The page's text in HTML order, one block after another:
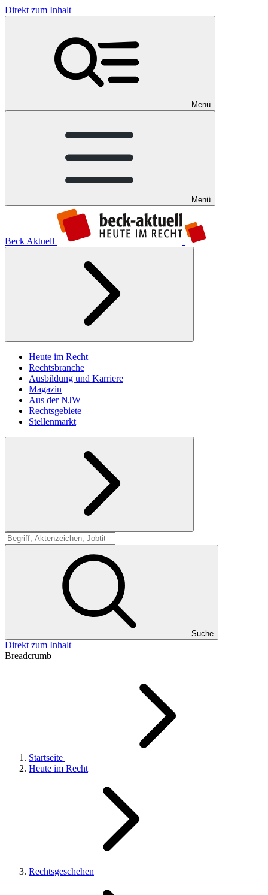
Direkt zum Inhalt
Menü
Menü
Beck Aktuell
Heute im Recht
Rechtsbranche
Ausbildung und Karriere
Magazin
Aus der NJW
Rechtsgebiete
Stellenmarkt
Suche
Suche
Direkt zum Inhalt
Breadcrumb
Startseite
Heute im Recht
Rechtsgeschehen